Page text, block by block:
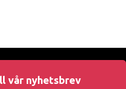
vår nyhetsbrev